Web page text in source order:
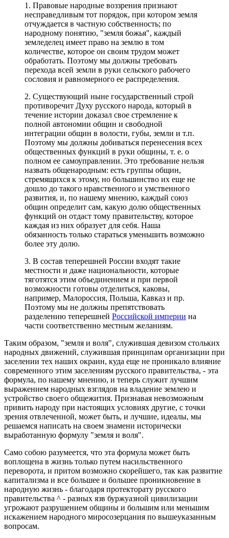
1. Правовые народные воззрения признают
несправедливым тот порядок, при котором земля
отчуждается в частную собственность; по
народному понятию, "земля божья", каждый
земледелец имеет право на землю в том
количестве, которое он своим трудом может
обработать. Поэтому мы должны требовать
перехода всей земли в руки сельского рабочего
сословия и равномерного ее распределения.
2. Существующий ныне государственный строй
противоречит Духу русского народа, который в
течение истории доказал свое стремление к
полной автономии общин и свободной
интеграции общин в волости, губы, земли и т.п.
Поэтому мы должны добиваться перенесения всех
общественных функций в руки общины, т. е. о
полном ее самоуправлении. Это требование нельзя
назвать общенародным: есть группы общин,
стремящихся к этому, но большинство их еще не
дошло до такого нравственного и умственного
развития, и, по нашему мнению, каждый союз
общин определит сам, какую долю общественных
функций он отдаст тому правительству, которое
каждая из них образует для себя. Наша
обязанность только стараться уменьшить возможно
более эту долю.
3. В состав теперешней России входят такие
местности и даже национальности, которые
тяготятся этим объединением и при первой
возможности готовы отделиться, каковы,
например, Малороссия, Польша, Кавказ и пр.
Поэтому мы не должны препятствовать
разделению теперешней Российской империи на
части соответственно местным желаниям.
Таким образом, "земля и воля", служившая девизом стольких
народных движений, служившая принципам организации при
заселении тех наших окраин, куда еще не проникало влияние
современного этим заселениям русского правительства, - эта
формула, по нашему мнению, и теперь служит лучшим
выражением народных взглядов на владение землею и
устройство своего общежития. Признавая невозможным
привить народу при настоящих условиях другие, с точки
зрения отвлеченной, может быть, и лучшие, идеалы, мы
решаемся написать на своем знамени исторически
выработанную формулу "земля и воля".
Само собою разумеется, что эта формула может быть
воплощена в жизнь только путем насильственного
переворота, и притом возможно скорейшего, так как развитие
капитализма и все большее и большее проникновение в
народную жизнь - благодаря протекторату русского
правительства ^ - разных язв буржуазной цивилизации
угрожают разрушением общины и большим или меньшим
искажением народного миросозерцания по вышеуказанным
вопросам.